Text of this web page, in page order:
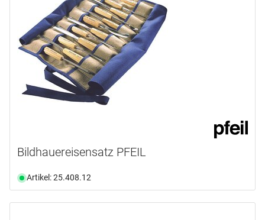
Bildhauereisensatz PFEIL
Artikel: 25.408.12